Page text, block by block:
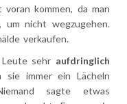
kommen, da man
um nicht wegzugehen.
verkaufen.
sehr aufdringlich
sie immer ein Lächeln
sagte etwas